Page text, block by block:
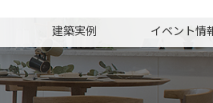
建築実例 イベント情